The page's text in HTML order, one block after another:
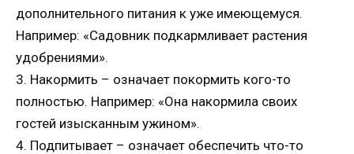
дополнительного питания к уже имеющемуся.
Например: «Садовник подкармливает растения
удобрениями».
3. Накормить – означает покормить кого-то
полностью. Например: «Она накормила своих
гостей изысканным ужином».
4. Подпитывает – означает обеспечить что-то